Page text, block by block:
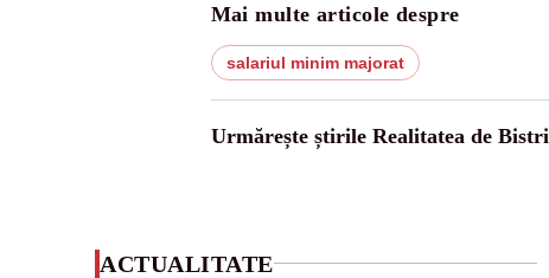
Mai multe articole despre
salariul minim majorat
Urmărește știrile Realitatea de
ACTUALITATE